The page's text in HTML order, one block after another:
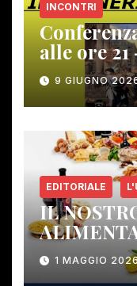
INCONTRI
alle ore 21
Gambassi
9 GIUGNO
EDITORIALE
IL
1 MAGGIO